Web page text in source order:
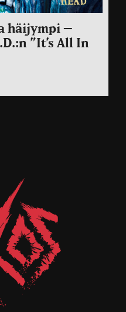
häijympi –
”It’s All In